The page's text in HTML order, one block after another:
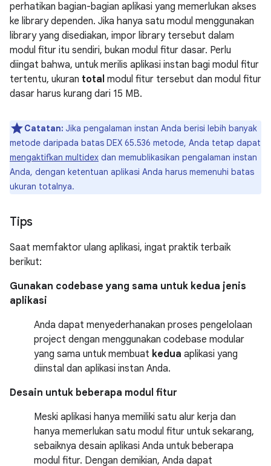
perhatikan bagian-bagian aplikasi yang memerlukan akses
ke library dependen. Jika hanya satu modul menggunakan
library yang disediakan, impor library tersebut dalam
modul fitur itu sendiri, bukan modul fitur dasar. Perlu
diingat bahwa, untuk merilis aplikasi instan bagi modul fitur
tertentu, ukuran total modul fitur tersebut dan modul fitur
dasar harus kurang dari 15 MB.
Catatan: Jika pengalaman instan Anda berisi lebih banyak
metode daripada batas DEX 65.536 metode, Anda tetap dapat
mengaktifkan multidex dan memublikasikan pengalaman instan
Anda, dengan ketentuan aplikasi Anda harus memenuhi batas
ukuran totalnya.
Tips
Saat memfaktor ulang aplikasi, ingat praktik terbaik
berikut:
Gunakan codebase yang sama untuk kedua jenis
aplikasi
Anda dapat menyederhanakan proses pengelolaan
project dengan menggunakan codebase modular
yang sama untuk membuat kedua aplikasi yang
diinstal dan aplikasi instan Anda.
Desain untuk beberapa modul fitur
Meski aplikasi hanya memiliki satu alur kerja dan
hanya memerlukan satu modul fitur untuk sekarang,
sebaiknya desain aplikasi Anda untuk beberapa
modul fitur. Dengan demikian, Anda dapat